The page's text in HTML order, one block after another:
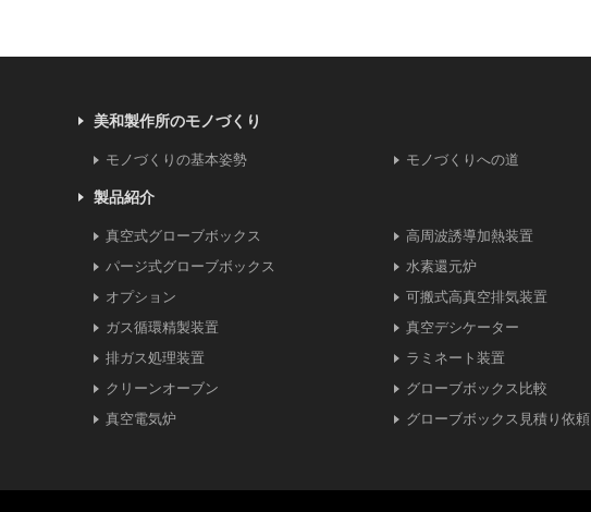
美和製作所のモノづくり
モノづくりの基本姿勢 モノづくりへの道
製品紹介
真空式グローブボックス
パージ式グローブボックス
オプション
ガス循環精製装置
排ガス処理装置
クリーンオーブン
真空電気炉
高周波誘導加熱装置
水素還元炉
可搬式高真空排気装置
真空デシケーター
ラミネート装置
グローブボックス比較
グローブボックス見積り依頼